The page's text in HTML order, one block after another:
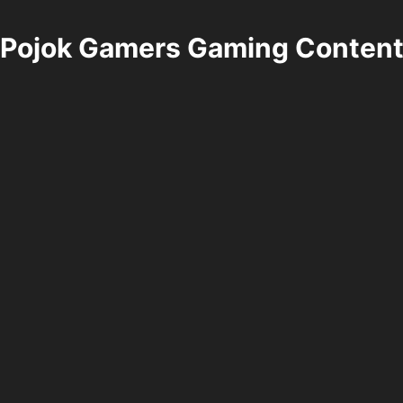
Pojok Gamers Gaming Content